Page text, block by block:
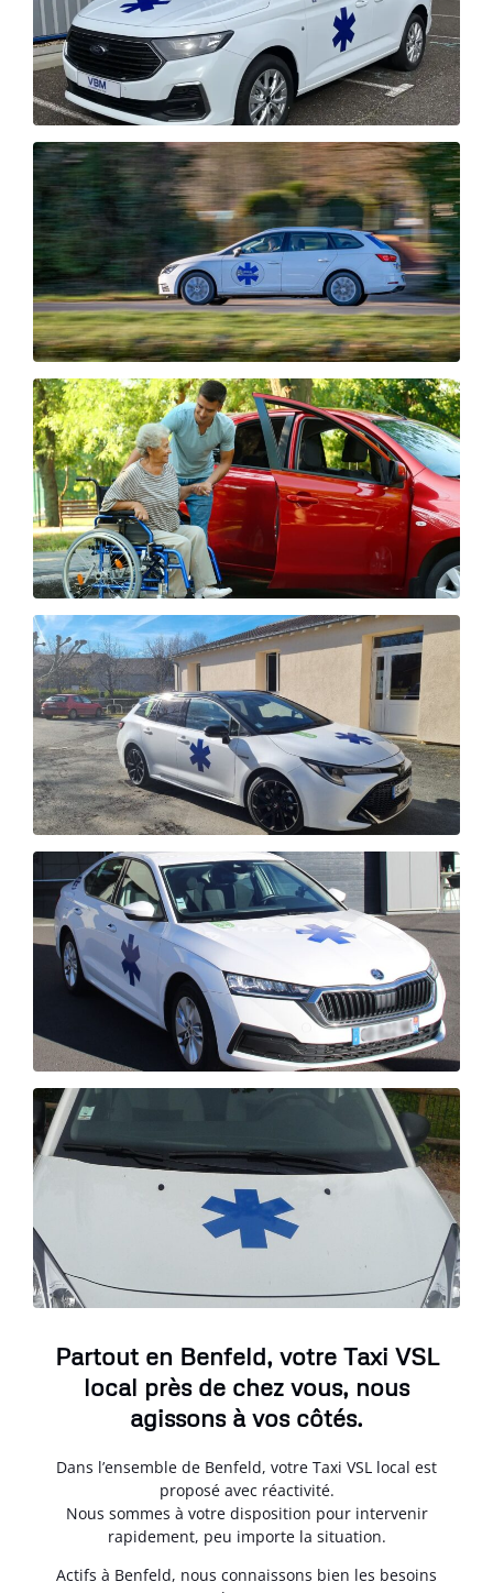
Partout en Benfeld, votre Taxi VSL
local près de chez vous, nous
agissons à vos côtés.
Dans l’ensemble de Benfeld, votre Taxi VSL local est
proposé avec réactivité.
Nous sommes à votre disposition pour intervenir
rapidement, peu importe la situation.
Actifs à Benfeld, nous connaissons bien les besoins